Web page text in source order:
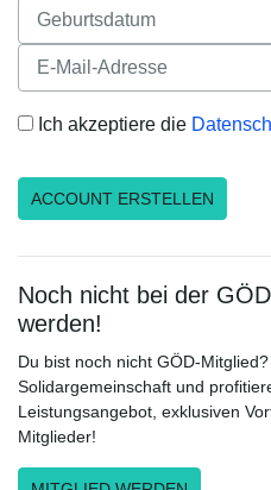
Ich akzeptiere die
Noch nicht bei der
werden!
Du bist noch nicht GÖD-
Solidargemeinschaft und
Leistungsangebot, exklusiven
Mitglieder!